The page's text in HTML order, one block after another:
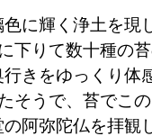
に輝く浄土を現
下りて数十種の
きをゆっくり体
そうで、苔でこ
阿弥陀仏を拝観